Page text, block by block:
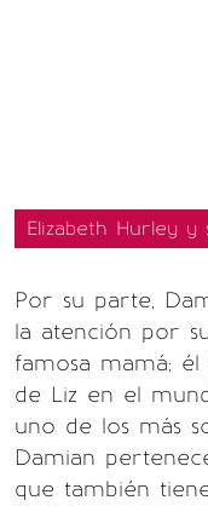
Elizabeth Hurley
Por su parte,
la atención por
famosa mamá;
de Liz en el
uno de los más
Damian
que también